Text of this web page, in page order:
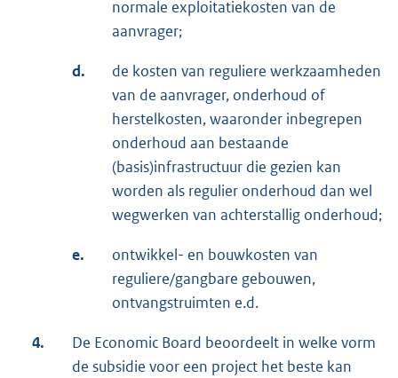
normale exploitatiekosten van de
aanvrager;
d.
de kosten van reguliere werkzaamheden
van de aanvrager, onderhoud of
herstelkosten, waaronder inbegrepen
onderhoud aan bestaande
(basis)infrastructuur die gezien kan
worden als regulier onderhoud dan wel
wegwerken van achterstallig onderhoud;
e.
ontwikkel- en bouwkosten van
reguliere/gangbare gebouwen,
ontvangstruimten e.d.
4.
De Economic Board beoordeelt in welke vorm
de subsidie voor een project het beste kan